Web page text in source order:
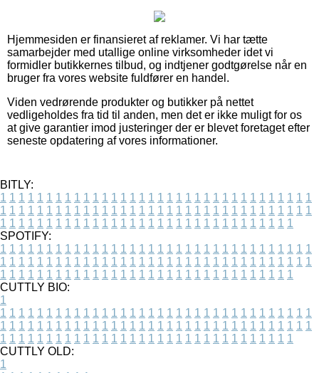
Hjemmesiden er finansieret af reklamer. Vi har tætte
samarbejder med utallige online virksomheder idet vi
formidler butikkernes tilbud, og indtjener godtgørelse når en
bruger fra vores website fuldfører en handel.
Viden vedrørende produkter og butikker på nettet
vedligeholdes fra tid til anden, men det er ikke muligt for os
at give garantier imod justeringer der er blevet foretaget efter
seneste opdatering af vores informationer.
BITLY:
1 1 1 1 1 1 1 1 1 1 1 1 1 1 1 1 1 1 1 1 1 1 1 1 1 1 1 1 1 1 1 1 1 1
1 1 1 1 1 1 1 1 1 1 1 1 1 1 1 1 1 1 1 1 1 1 1 1 1 1 1 1 1 1 1 1 1 1
1 1 1 1 1 1 1 1 1 1 1 1 1 1 1 1 1 1 1 1 1 1 1 1 1 1 1 1 1 1 1 1
SPOTIFY:
1 1 1 1 1 1 1 1 1 1 1 1 1 1 1 1 1 1 1 1 1 1 1 1 1 1 1 1 1 1 1 1 1 1
1 1 1 1 1 1 1 1 1 1 1 1 1 1 1 1 1 1 1 1 1 1 1 1 1 1 1 1 1 1 1 1 1 1
1 1 1 1 1 1 1 1 1 1 1 1 1 1 1 1 1 1 1 1 1 1 1 1 1 1 1 1 1 1 1 1
CUTTLY BIO:
1
1 1 1 1 1 1 1 1 1 1 1 1 1 1 1 1 1 1 1 1 1 1 1 1 1 1 1 1 1 1 1 1 1 1
1 1 1 1 1 1 1 1 1 1 1 1 1 1 1 1 1 1 1 1 1 1 1 1 1 1 1 1 1 1 1 1 1 1
1 1 1 1 1 1 1 1 1 1 1 1 1 1 1 1 1 1 1 1 1 1 1 1 1 1 1 1 1 1 1 1
CUTTLY OLD:
1